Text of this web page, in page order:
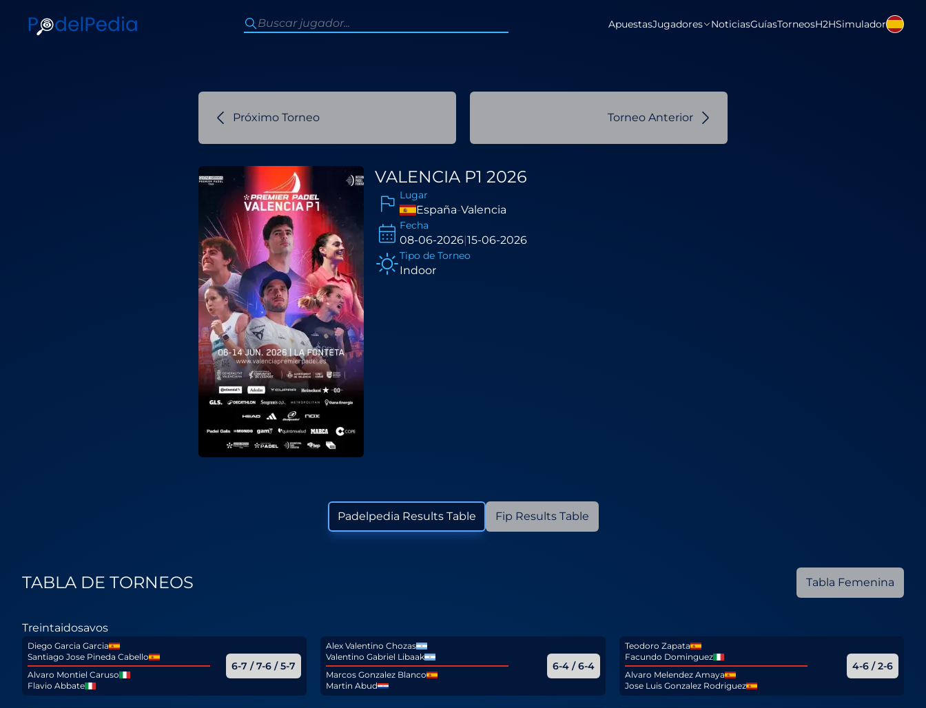
ApuestasJugadores NoticiasGuíasTorneosH2HSimulador
Próximo Torneo Torneo Anterior
VALENCIA P1 2026
Lugar
España-Valencia
Fecha
08-06-2026|15-06-2026
Tipo de Torneo
Indoor
Padelpedia Results Table Fip Results Table
TABLA DE TORNEOS Tabla Femenina
Treintaidosavos
Diego Garcia Garcia
Santiago Jose Pineda Cabello
Alvaro Montiel Caruso
Flavio Abbate
6-7 / 7-6 / 5-7
Alex Valentino Chozas
Valentino Gabriel Libaak
Marcos Gonzalez Blanco
Martin Abud
6-4 / 6-4
Teodoro Zapata
Facundo Dominguez
Alvaro Melendez Amaya
Jose Luis Gonzalez Rodriguez
4-6 / 2-6